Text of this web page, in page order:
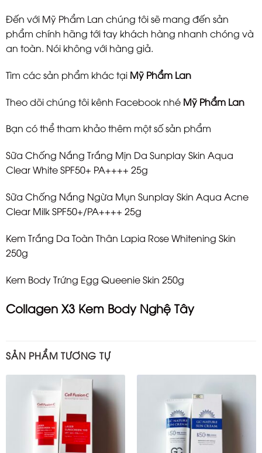
Đến với Mỹ Phẩm Lan chúng tôi sẽ mang đến sản
phẩm chính hãng tới tay khách hàng nhanh chóng và
an toàn. Nói không với hàng giả.
Tìm các sản phẩm khác tại Mỹ Phẩm Lan
Theo dõi chúng tôi kênh Facebook nhé Mỹ Phẩm Lan
Bạn có thể tham khảo thêm một số sản phẩm
Sữa Chống Nắng Trắng Mịn Da Sunplay Skin Aqua
Clear White SPF50+ PA++++ 25g
Sữa Chống Nắng Ngừa Mụn Sunplay Skin Aqua Acne
Clear Milk SPF50+/PA++++ 25g
Kem Trắng Da Toàn Thân Lapia Rose Whitening Skin
250g
Kem Body Trứng Egg Queenie Skin 250g
Collagen X3 Kem Body Nghệ Tây
SẢN PHẨM TƯƠNG TỰ